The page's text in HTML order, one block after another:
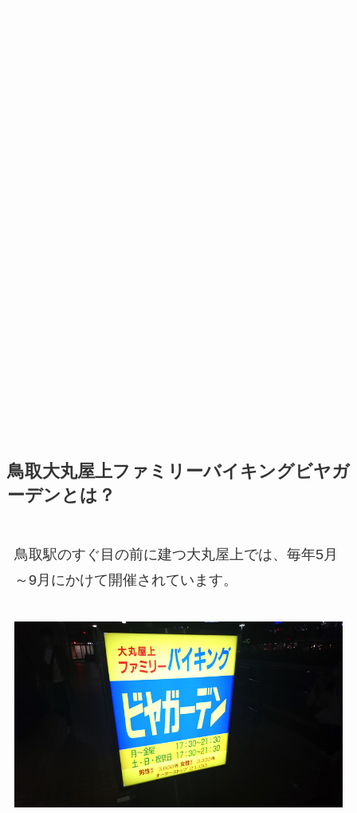
鳥取大丸屋上ファミリーバイキングビヤガ
ーデンとは？
鳥取駅のすぐ目の前に建つ大丸屋上では、毎年5月
～9月にかけて開催されています。